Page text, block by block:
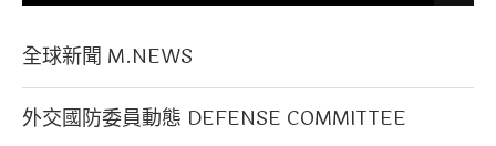
全球新聞 M.NEWS
外交國防委員動態 DEFENSE COMMITTEE